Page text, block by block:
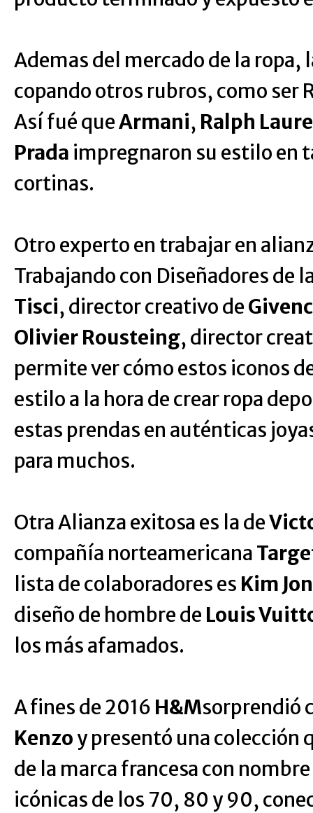
Ademas del mercado de la ropa,
copando otros rubros, como ser
Así fué queArmani, Ralph
Prada impregnaron su estilo en
cortinas.
Otro experto en trabajar en
Trabajando con Diseñadores de
Tisci, director creativo de
Olivier Rousteing, director
permite ver cómo estos iconos
estilo a la hora de crear ropa
estas prendas en auténticas
para muchos.
Otra Alianza exitosa es la de
compañía norteamericana
lista de colaboradores es Kim
diseño de hombre de Louis
los más afamados.
A fines de 2016 H&Msorprendió
Kenzoy presentó una colección
de la marca francesa con
icónicas de los 70, 80 y 90,